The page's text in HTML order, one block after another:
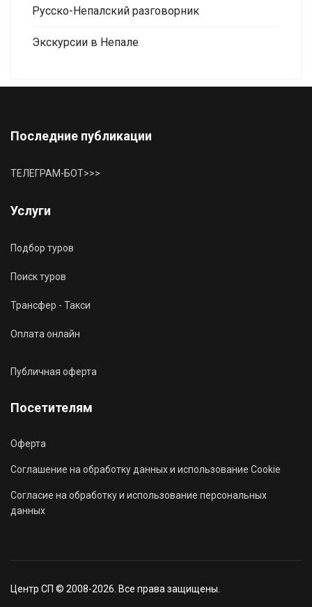
Русско-Непалский разговорник
Экскурсии в Непале
Последние публикации
ТЕЛЕГРАМ-БОТ>>>
Услуги
Подбор туров
Поиск туров
Трансфер - Такси
Оплата онлайн
Публичная оферта
Посетителям
Оферта
Соглашение на обработку данных и использование Cookie
Согласие на обработку и использование персональных
данных
Центр СП © 2008-2026. Все права защищены.